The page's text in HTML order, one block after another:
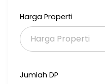
*metchen
Harga Properti
Jumlah DP